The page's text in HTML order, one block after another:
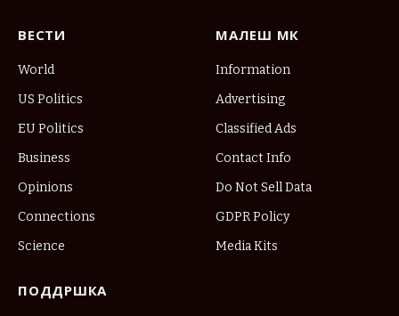
ВЕСТИ
World
US Politics
EU Politics
Business
Opinions
Connections
Science
МАЛЕШ МК
Information
Advertising
Classified Ads
Contact Info
Do Not Sell Data
GDPR Policy
Media Kits
ПОДДРШКА